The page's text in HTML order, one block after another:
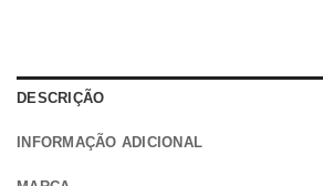
DESCRIÇÃO
INFORMAÇÃO ADICIONAL